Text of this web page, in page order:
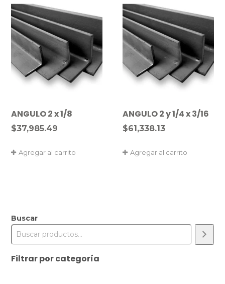
ANGULO 2 x 1/8
$37,985.49
Agregar al carrito
ANGULO 2 y 1/4 x 3/16
$61,338.13
Agregar al carrito
Buscar
Filtrar por categoría